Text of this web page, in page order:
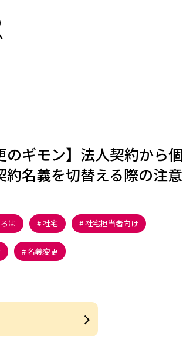
のギモン】法人契約から個
約名義を切替える際の注意
は 社宅 社宅担当者向け
名義変更